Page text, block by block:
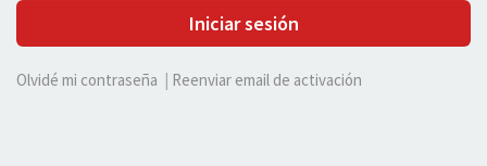
Iniciar sesión
Olvidé mi contraseña Reenviar email de activación